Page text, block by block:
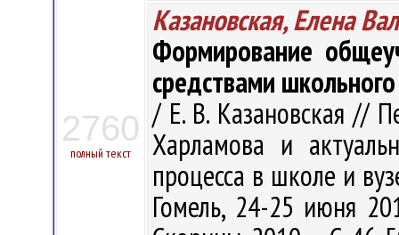
2760
полный текст
Казановская, Елена
Формирование
средствами
/ Е. В. Казановская //
Харламова и
процесса в школе и
Гомель, 24-25 июня